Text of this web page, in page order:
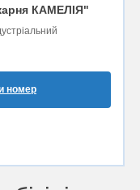
КАМЕЛІЯ"
номер